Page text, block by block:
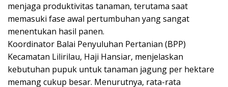
menjaga produktivitas tanaman, terutama saat
memasuki fase awal pertumbuhan yang sangat
menentukan hasil panen.
Koordinator Balai Penyuluhan Pertanian (BPP)
Kecamatan Lilirilau, Haji Hansiar, menjelaskan
kebutuhan pupuk untuk tanaman jagung per hektare
memang cukup besar. Menurutnya, rata-rata